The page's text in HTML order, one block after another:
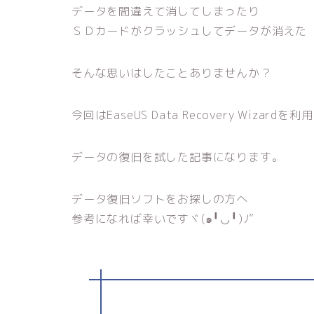
データを間違えて消してしまったり
ＳＤカードがクラッシュしてデータが消えた
そんな思いはしたことありませんか？
今回はEaseUS Data Recovery Wizardを利
データの復旧を試した記事になります。
データ復旧ソフトをお探しの方へ
参考になれば幸いですヾ(๑╹◡╹)ﾉ”